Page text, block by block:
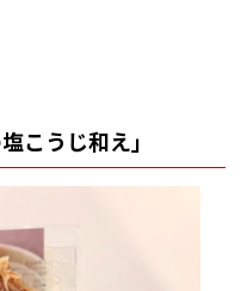
こうじ和え」